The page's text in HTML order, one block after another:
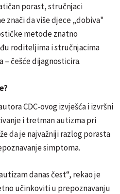
porast, stručnjaci
znači da više djece „dobiva"
metode znatno
roditeljima i stručnjacima
– češće dijagnosticira.
CDC-ovog izvješća i izvršni
i tretman autizma pri
da je najvažniji razlog porasta
simptoma.
danas čest“, rekao je
učinkoviti u prepoznavanju